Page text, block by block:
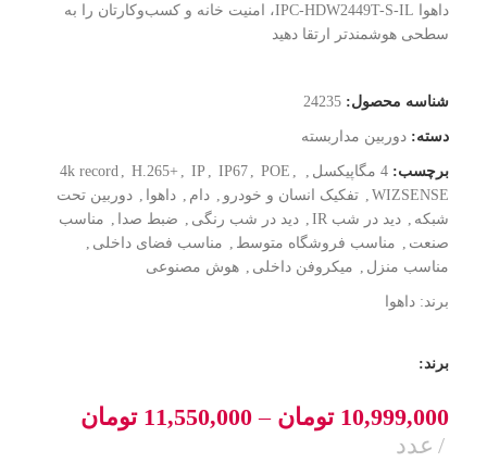
داهوا IPC-HDW2449T-S-IL، امنیت خانه و کسب‌وکارتان را به
سطحی هوشمندتر ارتقا دهید
شناسه محصول: 24235
دسته: دوربین مداربسته
برچسب: 4 مگاپیکسل 4k record H.265+ IP IP67 POE
WIZSENSE
تفکیک انسان و خودرو دام داهوا
دوربین تحت
شبکه
دید در شب IR دید در شب رنگی ضبط صدا
مناسب
صنعت
مناسب فروشگاه متوسط مناسب فضای داخلی
مناسب منزل
میکروفن داخلی هوش مصنوعی
برند: داهوا
برند:
10,999,000 تومان –
11,550,000 تومان
عدد